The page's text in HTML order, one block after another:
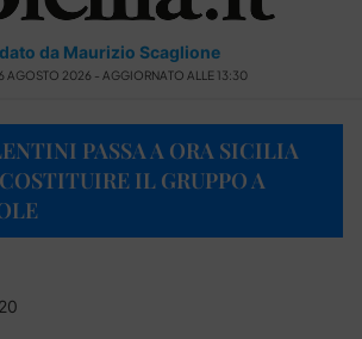
da Maurizio Scaglione
AGOSTO 2026 - AGGIORNATO ALLE 13:30
PASSA A ORA SICILIA
IL GRUPPO A